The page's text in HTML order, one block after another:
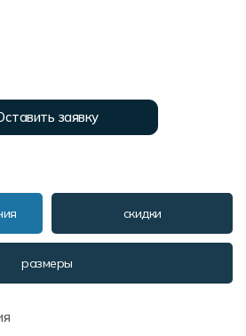
заявку
скидки
размеры
и наценок
соглашение